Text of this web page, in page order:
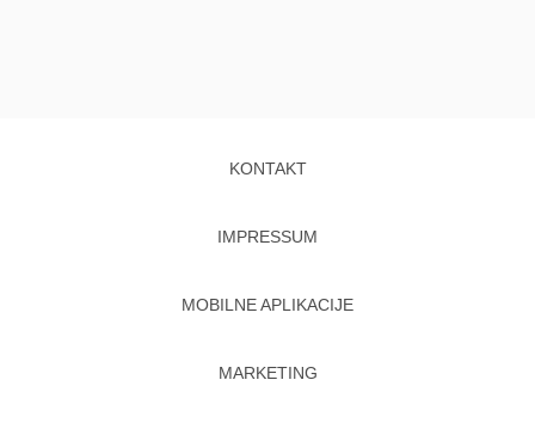
KONTAKT
IMPRESSUM
MOBILNE APLIKACIJE
MARKETING